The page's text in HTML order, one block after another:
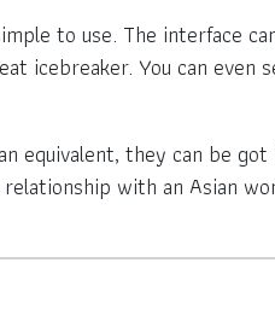
to use. The interface
icebreaker. You can even
equivalent, they can be
with an Asian